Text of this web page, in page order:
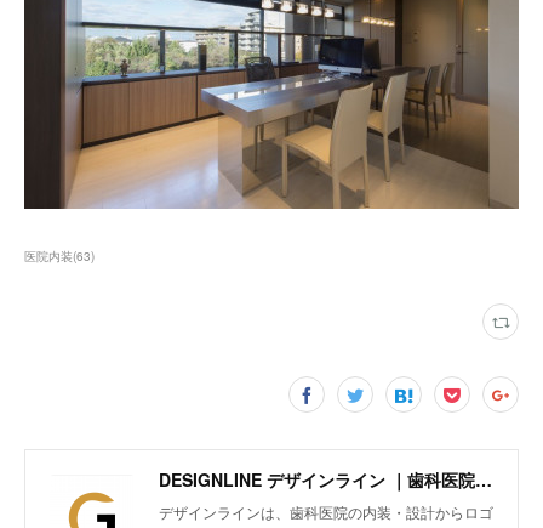
医院内装(63)
DESIGNLINE デザインライン ｜歯科医院の内装・設計からロゴマークや印刷物、ホームページまでトータルにブランディング
デザインラインは、歯科医院の内装・設計からロゴ